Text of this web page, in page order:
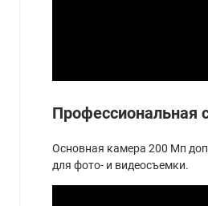
Профессиональная
Основная камера 200 Мп
для фото- и видеосъемки.